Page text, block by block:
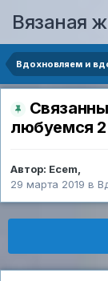
Вязаная
Вдохновляем и
любуемся 2
Автор: Ecem,
29 марта 2019 в